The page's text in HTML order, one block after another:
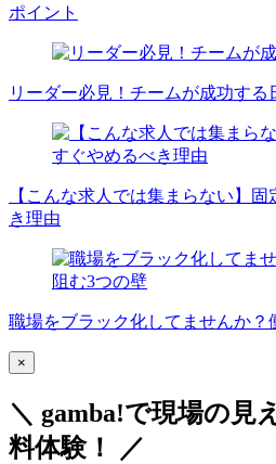
ポイント
リーダー必見！チームが成功する
【こんな求人では集まらない】
き理由
職場をブラック化してませんか？
×
＼ gamba!で現場の見
料体験！ ／